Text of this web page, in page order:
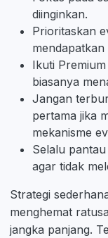
diinginkan.
Prioritaskan
Ikuti
biasanya
Jangan
pertama jika
mekanisme
Selalu
agar tidak
Strategi
menghemat
jangka panjang.